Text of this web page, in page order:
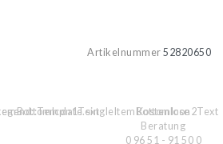
Artikelnummer 52820650
Kostenlose
Beratung
0 96 51 - 91 50 0